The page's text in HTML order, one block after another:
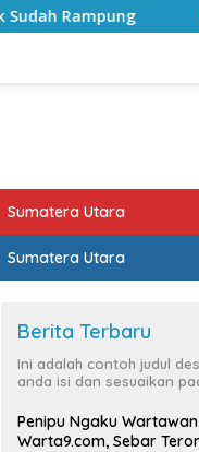
Bulan
Sumatera Utara
Sumatera Utara
Berita Terbaru
Ini adalah contoh judul
anda isi dan sesuaikan
Penipu Ngaku
Warta9.com, Sebar